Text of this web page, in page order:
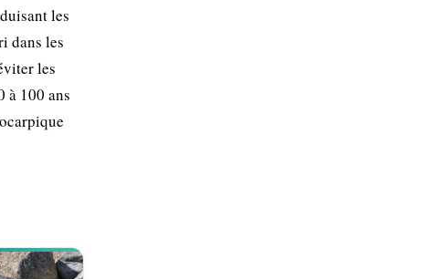
les
dans les
les
à 100 ans